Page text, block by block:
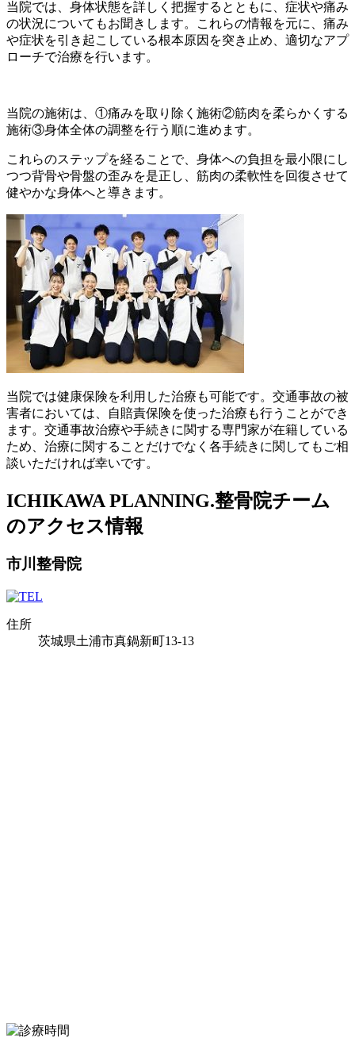
当院では、身体状態を詳しく把握するとともに、症状や痛み
の状況についてもお聞きします。これらの情報を元に、痛み
や症状を引き起こしている根本原因を突き止め、適切なアプ
ローチで治療を行います。
当院の施術は、①痛みを取り除く施術②筋肉を柔らかくする
施術③身体全体の調整を行う順に進めます。
これらのステップを経ることで、身体への負担を最小限にし
つつ背骨や骨盤の歪みを是正し、筋肉の柔軟性を回復させて
健やかな身体へと導きます。
当院では健康保険を利用した治療も可能です。交通事故の被
害者においては、自賠責保険を使った治療も行うことができ
ます。交通事故治療や手続きに関する専門家が在籍している
ため、治療に関することだけでなく各手続きに関してもご相
談いただければ幸いです。
ICHIKAWA PLANNING.整骨院チーム
のアクセス情報
市川整骨院
住所
茨城県土浦市真鍋新町13-13